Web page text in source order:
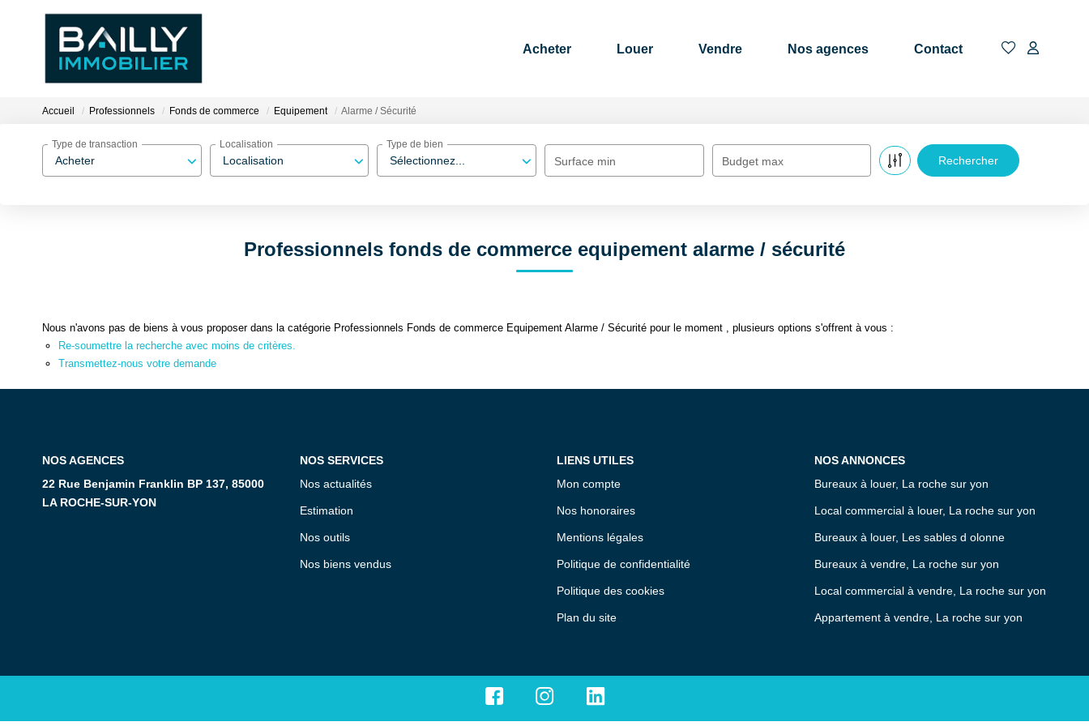
Acheter Louer Vendre Nos agences Contact
Accueil Professionnels Fonds de commerce Equipement Alarme / Sécurité
Acheter
Type de transaction
Localisation
Localisation
Sélectionnez...
Type de bien
Surface min Budget max
Professionnels fonds de commerce equipement alarme / sécurité
Nous n'avons pas de biens à vous proposer dans la catégorie Professionnels Fonds de commerce Equipement Alarme / Sécurité pour le moment , plusieurs options s'offrent à vous :
Re-soumettre la recherche avec moins de critères.
Transmettez-nous votre demande
NOS AGENCES
22 Rue Benjamin Franklin BP 137, 85000
LA ROCHE-SUR-YON
NOS SERVICES
Nos actualités
Estimation
Nos outils
Nos biens vendus
LIENS UTILES
Mon compte
Nos honoraires
Mentions légales
Politique de confidentialité
Politique des cookies
Plan du site
NOS ANNONCES
Bureaux à louer, La roche sur yon
Local commercial à louer, La roche sur yon
Bureaux à louer, Les sables d olonne
Bureaux à vendre, La roche sur yon
Local commercial à vendre, La roche sur yon
Appartement à vendre, La roche sur yon